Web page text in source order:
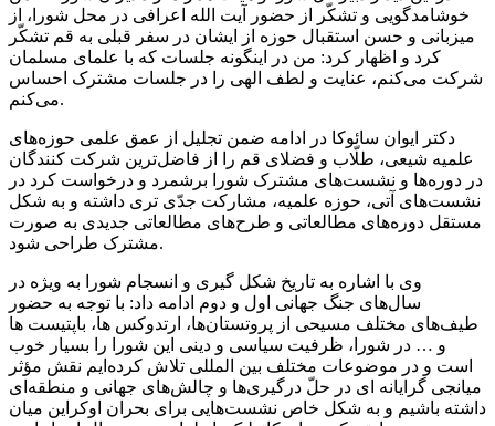
خوشامدگویی و تشکّر از حضور آیت الله اعرافی در محل شورا، از
میزبانی و حسن استقبال حوزه از ایشان در سفر قبلی به قم تشکّر
کرد و اظهار کرد: من در اینگونه جلسات که با علمای مسلمان
شرکت می‌کنم، عنایت و لطف الهی را در جلسات مشترک احساس
می‌کنم.
دکتر ایوان سائوکا در ادامه ضمن تجلیل از عمق علمی حوزه‌های
علمیه شیعی، طلّاب و فضلای قم را از فاضل‌ترین شرکت کنندگان
در دوره‌ها و نشست‌های مشترک شورا برشمرد و درخواست کرد در
نشست‌های آتی، حوزه علمیه، مشارکت جدّی تری داشته و به شکل
مستقل دوره‌های مطالعاتی و طرح‌های مطالعاتی جدیدی به صورت
مشترک طراحی شود.
وی با اشاره به تاریخ شکل گیری و انسجام شورا به ویژه در
سال‌های جنگ جهانی اول و دوم ادامه داد: با توجه به حضور
طیف‌های مختلف مسیحی از پروتستان‌ها، ارتدوکس ها، باپتیست ها
و … در شورا، ظرفیت سیاسی و دینی این شورا را بسیار خوب
است و در موضوعات مختلف بین المللی تلاش کرده‌ایم نقش مؤثر
میانجی گرایانه ای در حلّ درگیری‌ها و چالش‌های جهانی و منطقه‌ای
داشته باشیم و به شکل خاص نشست‌هایی برای بحران اوکراین میان